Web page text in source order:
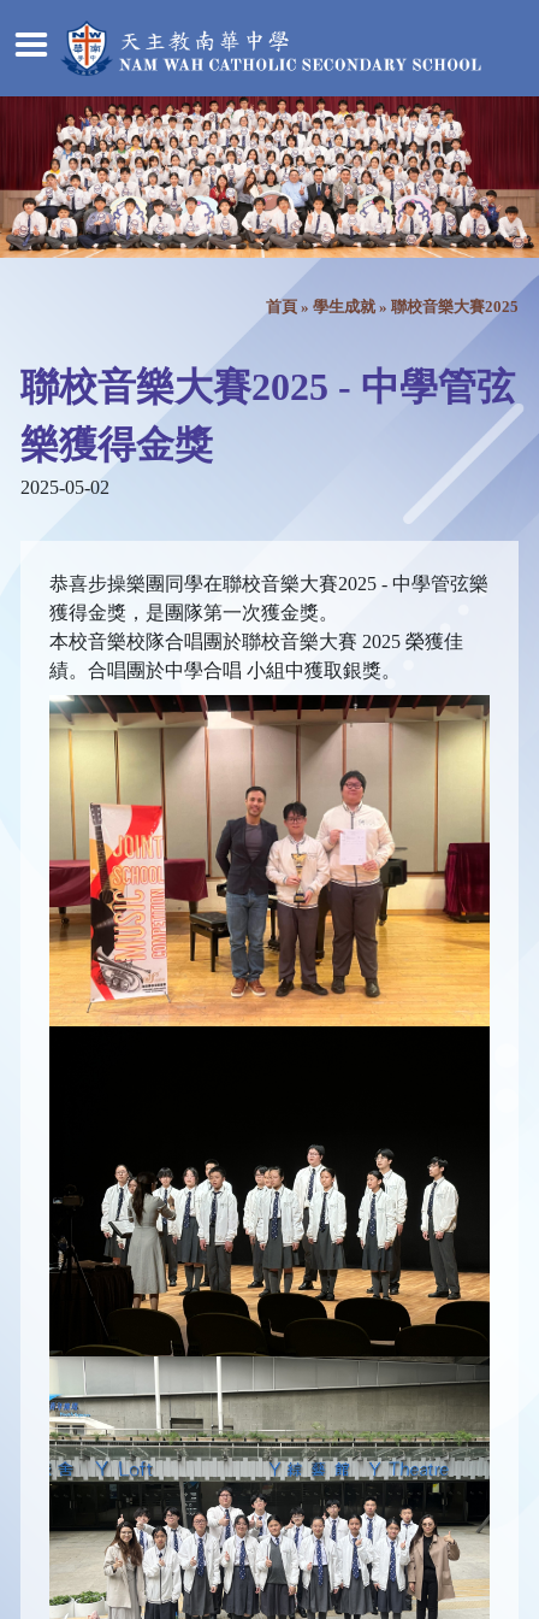
首頁 » 學生成就» 聯校音樂大賽2025
聯校音樂大賽2025 - 中學管弦
樂獲得金獎
2025-05-02
恭喜步操樂團同學在聯校音樂大賽2025 - 中學管弦樂
獲得金獎，是團隊第一次獲金獎。
本校音樂校隊合唱團於聯校音樂大賽 2025 榮獲佳
績。合唱團於中學合唱 小組中獲取銀獎。